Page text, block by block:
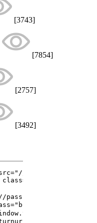
[3743]
[7854]
[2757]
[3492]